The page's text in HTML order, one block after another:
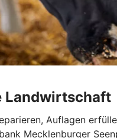
Landwirtschaft
Auflagen
Mecklenburger